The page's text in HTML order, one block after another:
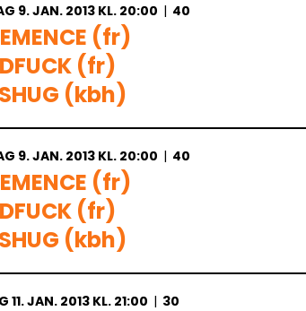
9. JAN. 2013 KL. 20:00 | 40
(fr)
(fr)
(kbh)
9. JAN. 2013 KL. 20:00 | 40
(fr)
(fr)
(kbh)
11. JAN. 2013 KL. 21:00 | 30